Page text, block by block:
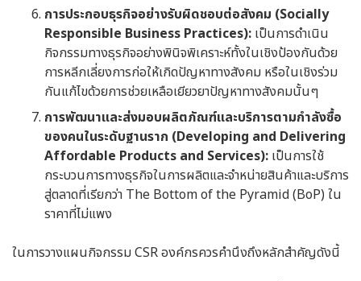
การประกอบธุรกิจอย่างรับผิดชอบต่อสังคม (Socially
Responsible Business Practices): เป็นการดำเนิน
กิจกรรมทางธุรกิจอย่างพินิจพิเคราะห์ทั้งในเชิงป้องกันด้วย
การหลีกเลี่ยงการก่อให้เกิดปัญหาทางสังคม หรือในเชิงร่วม
กันแก้ไขด้วยการช่วยเหลือเยียวยาปัญหาทางสังคมนั้นๆ
การพัฒนาและส่งมอบผลิตภัณฑ์และบริการตามกำลังซื้อ
ของคนในระดับฐานราก (Developing and Delivering
Affordable Products and Services): เป็นการใช้
กระบวนการทางธุรกิจในการผลิตและจำหน่ายสินค้าและบริการ
สู่ตลาดที่เรียกว่า The Bottom of the Pyramid (BoP) ใน
ราคาที่ไม่แพง
ในการวางแผนกิจกรรม CSR องค์กรควรคำนึงถึงหลักสำคัญดังนี้